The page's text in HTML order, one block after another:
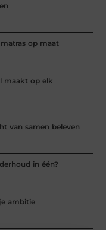
op maat
maakt op elk
van samen beleven
in één?
ambitie